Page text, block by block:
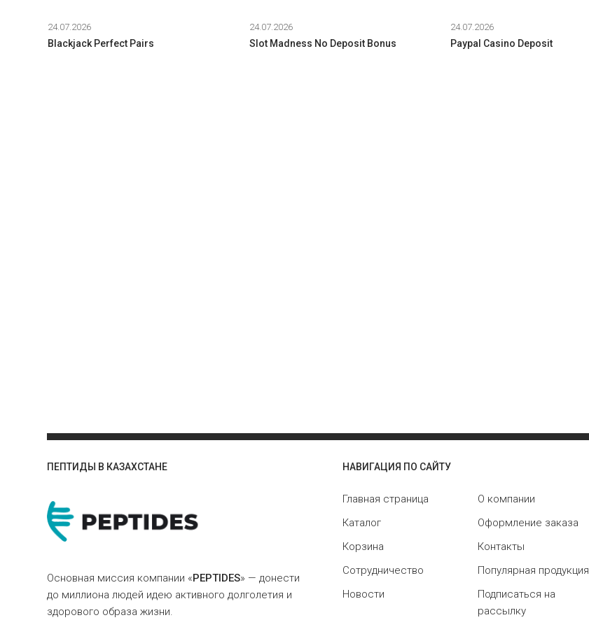
24.07.2026
Blackjack Perfect Pairs
24.07.2026
Slot Madness No Deposit Bonus
24.07.2026
Paypal Casino Deposit
ПЕПТИДЫ В КАЗАХСТАНЕ
Основная миссия компании «PEPTIDES» — донести
до миллиона людей идею активного долголетия и
здорового образа жизни.
НАВИГАЦИЯ ПО САЙТУ
Главная страница
О компании
Каталог
Оформление заказа
Корзина
Контакты
Сотрудничество
Популярная продукция
Новости
Подписаться на
рассылку